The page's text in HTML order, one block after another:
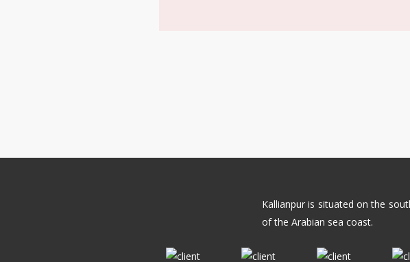
Kallianpur is situated on the
of the Arabian sea coast.